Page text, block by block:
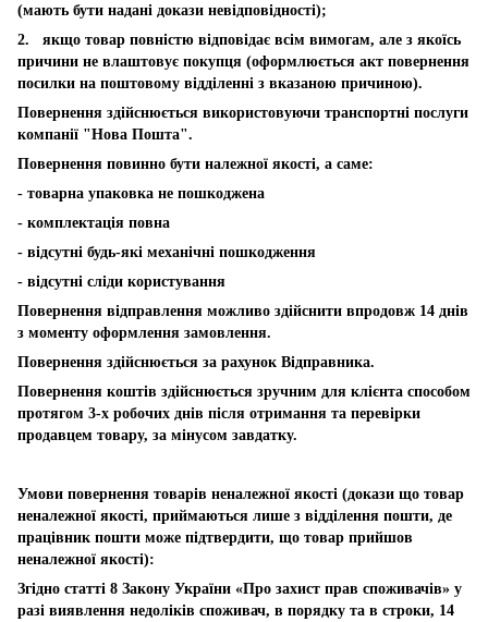
(мають бути надані докази невідповідності);
2. якщо товар повністю відповідає всім вимогам, але з якоїсь
причини не влаштовує покупця (оформлюється акт повернення
посилки на поштовому відділенні з вказаною причиною).
Повернення здійснюється використовуючи транспортні послуги
компанії "Нова Пошта".
Повернення повинно бути належної якості, а саме:
- товарна упаковка не пошкоджена
- комплектація повна
- відсутні будь-які механічні пошкодження
- відсутні сліди користування
Повернення відправлення можливо здійснити впродовж 14 днів
з моменту оформлення замовлення.
Повернення здійснюється за рахунок Відправника.
Повернення коштів здійснюється зручним для клієнта способом
протягом 3-х робочих днів після отримання та перевірки
продавцем товару, за мінусом завдатку.
Умови повернення товарів неналежної якості (докази що товар
неналежної якості, приймаються лише з відділення пошти, де
працівник пошти може підтвердити, що товар прийшов
неналежної якості):
Згідно статті 8 Закону України «Про захист прав споживачів» у
разі виявлення недоліків споживач, в порядку та в строки, 14